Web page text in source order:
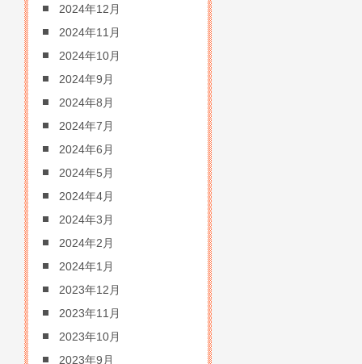
2024年12月
2024年11月
2024年10月
2024年9月
2024年8月
2024年7月
2024年6月
2024年5月
2024年4月
2024年3月
2024年2月
2024年1月
2023年12月
2023年11月
2023年10月
2023年9月